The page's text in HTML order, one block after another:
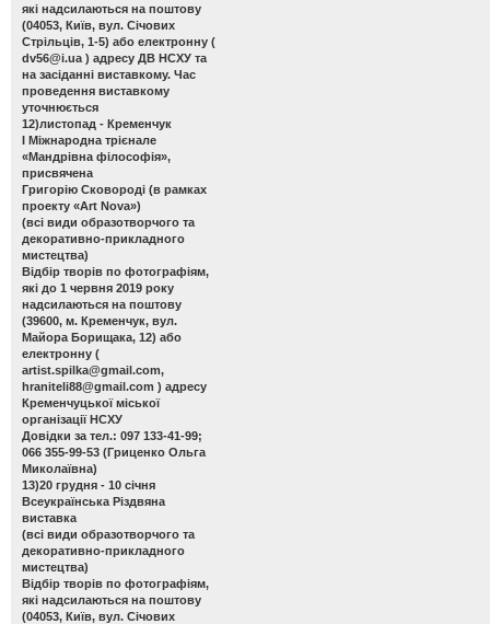
які надсилаються на поштову
(04053, Київ, вул. Січових
Стрільців, 1-5) або електронну (
dv56@i.ua ) адресу ДВ НСХУ та
на засіданні виставкому. Час
проведення виставкому
уточнюється
12)листопад - Кременчук
І Міжнародна трієнале
«Мандрівна філософія»,
присвячена
Григорію Сковороді (в рамках
проекту «Art Nova»)
(всі види образотворчого та
декоративно-прикладного
мистецтва)
Відбір творів по фотографіям,
які до 1 червня 2019 року
надсилаються на поштову
(39600, м. Кременчук, вул.
Майора Борищака, 12) або
електронну (
artist.spilka@gmail.com,
hraniteli88@gmail.com ) адресу
Кременчуцької міської
організації НСХУ
Довідки за тел.: 097 133-41-99;
066 355-99-53 (Гриценко Ольга
Миколаївна)
13)20 грудня - 10 січня
Всеукраїнська Різдвяна
виставка
(всі види образотворчого та
декоративно-прикладного
мистецтва)
Відбір творів по фотографіям,
які надсилаються на поштову
(04053, Київ, вул. Січових